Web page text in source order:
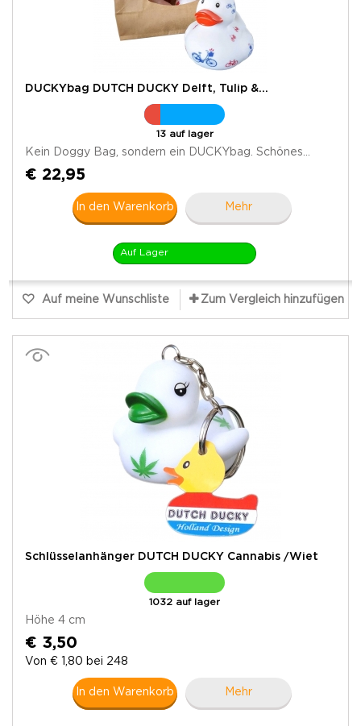
DUCKYbag DUTCH DUCKY Delft, Tulip &...
13 auf lager
Kein Doggy Bag, sondern ein DUCKYbag. Schönes...
€ 22,95
In den Warenkorb Mehr
Auf Lager
Auf meine Wunschliste Zum Vergleich hinzufügen
Schlüsselanhänger DUTCH DUCKY Cannabis /Wiet
1032 auf lager
Höhe 4 cm
€ 3,50
Von € 1,80 bei 248
In den Warenkorb Mehr